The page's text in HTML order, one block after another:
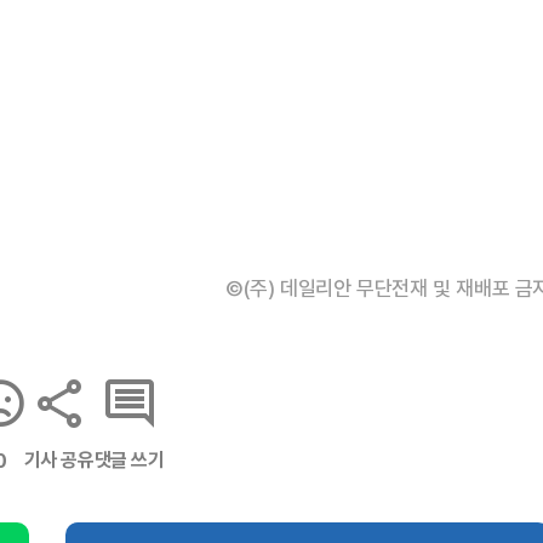
©(주) 데일리안 무단전재 및 재배포 금
기사 공유댓글 쓰기